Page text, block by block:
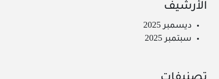
الأرشيف
ديسمبر 2025
سبتمبر 2025